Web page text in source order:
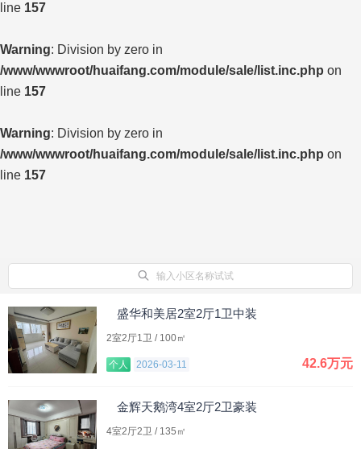
line 157
Warning: Division by zero in
/www/wwwroot/huaifang.com/module/sale/list.inc.php on
line 157
Warning: Division by zero in
/www/wwwroot/huaifang.com/module/sale/list.inc.php on
line 157
输入小区名称试试
盛华和美居2室2厅1卫中装
2室2厅1卫 / 100㎡
个人 2026-03-11 42.6万元
金辉天鹅湾4室2厅2卫豪装
4室2厅2卫 / 135㎡